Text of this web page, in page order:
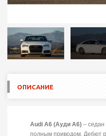
ОПИСАНИЕ
Audi A6 (Ауди А6) – седан
полным приводом. Дебют